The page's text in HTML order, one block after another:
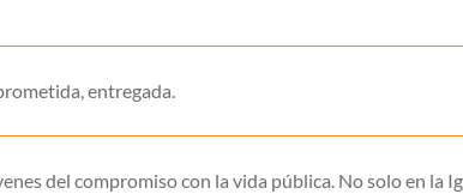
entregada.
del compromiso con la vida pública. No solo en la